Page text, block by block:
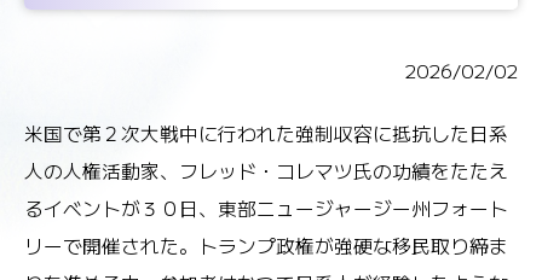
2026/02/02
米国で第２次大戦中に行われた強制収容に抵抗した日系
人の人権活動家、フレッド・コレマツ氏の功績をたたえ
るイベントが３０日、東部ニュージャージー州フォート
リーで開催された。トランプ政権が強硬な移民取り締ま